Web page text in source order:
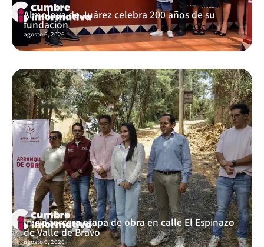
Almoloya de Juárez celebra 200 años de su
fundación
agosto 6, 2026
Inicia tercera etapa de obra en calle El Espinazo
de Valle de Bravo
agosto 6, 2026